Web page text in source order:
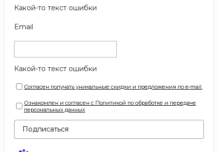
Какой-то текст ошибки
Email
Какой-то текст ошибки
Согласен получать уникальные скидки и предложения по e-mail.
Ознакомлен и согласен с Политикой по обработке и передаче
персональных данных
Подписаться